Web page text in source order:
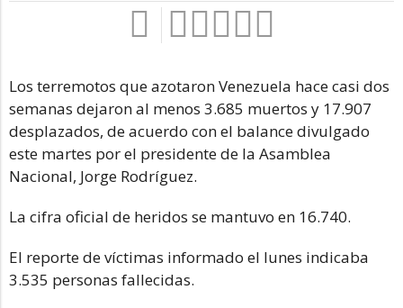
Los terremotos que azotaron Venezuela hace casi dos
semanas dejaron al menos 3.685 muertos y 17.907
desplazados, de acuerdo con el balance divulgado
este martes por el presidente de la Asamblea
Nacional, Jorge Rodríguez.
La cifra oficial de heridos se mantuvo en 16.740.
El reporte de víctimas informado el lunes indicaba
3.535 personas fallecidas.